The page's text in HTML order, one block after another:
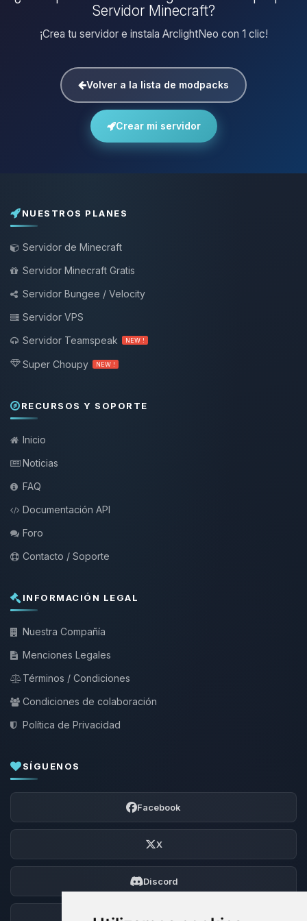
Servidor Minecraft?
¡Crea tu servidor e instala ArclightNeo con 1 clic!
Volver a la lista de modpacks
Crear mi servidor
NUESTROS PLANES
Servidor de Minecraft
Servidor Minecraft Gratis
Servidor Bungee / Velocity
Servidor VPS
Servidor Teamspeak
NEW !
Super Choupy NEW !
RECURSOS Y SOPORTE
Inicio
Noticias
FAQ
Documentación API
Foro
Contacto / Soporte
INFORMACIÓN LEGAL
Nuestra Compañía
Menciones Legales
Términos / Condiciones
Condiciones de colaboración
Política de Privacidad
SÍGUENOS
Facebook
X
Discord
Foro